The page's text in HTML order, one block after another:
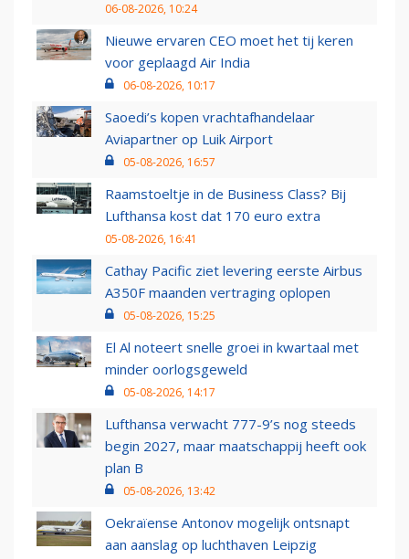
06-08-2026, 10:24
Nieuwe ervaren CEO moet het tij keren
voor geplaagd Air India
06-08-2026, 10:17
Saoedi’s kopen vrachtafhandelaar
Aviapartner op Luik Airport
05-08-2026, 16:57
Raamstoeltje in de Business Class? Bij
Lufthansa kost dat 170 euro extra
05-08-2026, 16:41
Cathay Pacific ziet levering eerste Airbus
A350F maanden vertraging oplopen
05-08-2026, 15:25
El Al noteert snelle groei in kwartaal met
minder oorlogsgeweld
05-08-2026, 14:17
Lufthansa verwacht 777-9’s nog steeds
begin 2027, maar maatschappij heeft ook
plan B
05-08-2026, 13:42
Oekraïense Antonov mogelijk ontsnapt
aan aanslag op luchthaven Leipzig